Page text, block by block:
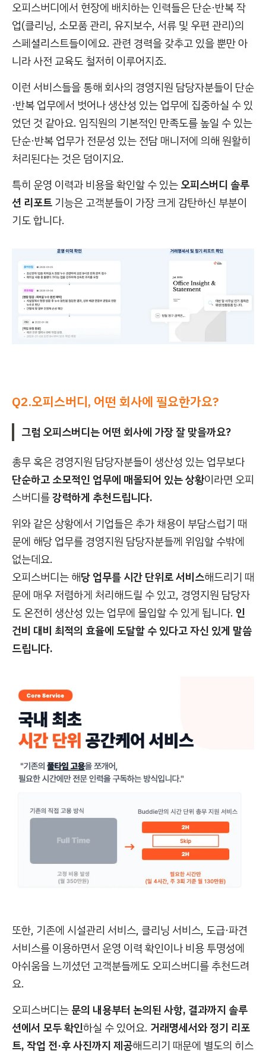
오피스버디에서 현장에 배치하는 인력들은 단순·반복 작
업(클리닝, 소모품 관리, 유지보수, 서류 및 우편 관리)의
스페셜리스트들이에요. 관련 경력을 갖추고 있을 뿐만 아
니라 사전 교육도 철저히 이루어지죠.
이런 서비스들을 통해 회사의 경영지원 담당자분들이 단순
·반복 업무에서 벗어나 생산성 있는 업무에 집중하실 수 있
었던 것 같아요. 임직원의 기본적인 만족도를 높일 수 있는
단순·반복 업무가 전문성 있는 전담 매니저에 의해 원활히
처리된다는 것은 덤이지요.
특히 운영 이력과 비용을 확인할 수 있는오피스버디 솔루
션 리포트기능은 고객분들이 가장 크게 감탄하신 부분이
기도 합니다.
Q2.오피스버디, 어떤 회사에 필요한가요?
그럼 오피스버디는 어떤 회사에 가장 잘 맞을까요?
총무 혹은 경영지원 담당자분들이 생산성 있는 업무보다
단순하고 소모적인 업무에 매몰되어 있는 상황이라면 오피
스버디를강력하게 추천드립니다.
위와 같은 상황에서 기업들은 추가 채용이 부담스럽기 때
문에 해당 업무를 경영지원 담당자분들께 위임할 수밖에
없는데요.
오피스버디는 해당 업무를 시간 단위로 서비스해드리기 때
문에 매우 저렴하게 처리해드릴 수 있고, 경영지원 담당자
도 온전히 생산성 있는 업무에 몰입할 수 있게 됩니다. 인
건비 대비 최적의 효율에 도달할 수 있다고 자신 있게 말씀
드립니다.
또한, 기존에 시설관리 서비스, 클리닝 서비스, 도급·파견
서비스를 이용하면서 운영 이력 확인이나 비용 투명성에
아쉬움을 느끼셨던 고객분들께도 오피스버디를 추천드려
요.
오피스버디는문의 내용부터 논의된 사항, 결과까지 솔루
션에서 모두 확인하실 수 있어요. 거래명세서와 정기 리포
트, 작업 전·후 사진까지 제공해드리기 때문에 별도의 히스